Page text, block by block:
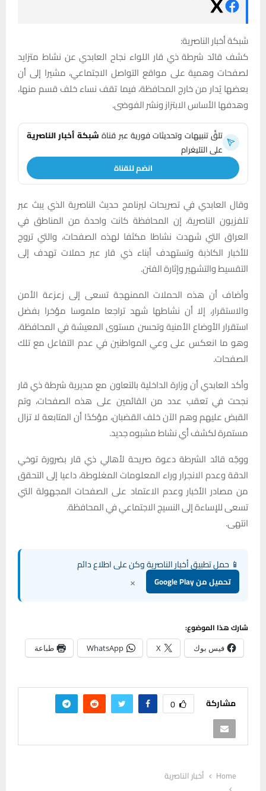
شبكة أخبار الناصرية:
كشف قائد شرطة ذي قار اللواء نجاح العابدي عن نشاط متزايد
لصفحات وهمية على مواقع التواصل الاجتماعي، مشيرا إلى أن
بعضها يُدار من خارج المحافظة، فيما تقف نساء خلف قسم منها،
وهدفها الأساس الابتزاز ونشر الفوضى.
تلقَّ تنبيهات وتحديثات فورية عبر قناةشبكة أخبار الناصرية
على التليغرام
انضم للقناة
وقال العابدي في تصريحات لبرنامج حديث الناصرية الذي يبث عبر
تلفزيون الناصرية، إن المحافظة كانت واحدة من المناطق في
العراق التي شهدت نشاطا مكثفا لهذه الصفحات، والتي تروج
للأخبار الكاذبة وتستهدف أبناء ذي قار عبر حملات تهدف إلى
التقسيط والتشهير وإثارة الفتن.
وأضاف أن هذه الحملات الممنهجة تسعى إلى زعزعة الأمن
والاستقرار، إلا أن نشاطها شهد تراجعا ملموسا مؤخرا بفضل
استقرار الأوضاع الأمنية وتحسن مستوى المعيشة في المحافظة،
وهو ما انعكس على وعي المواطنين في عدم التفاعل مع تلك
الصفحات.
وأكد العابدي أن وزارة الداخلية بالتعاون مع مديرية شرطة ذي قار
نجحت في تعقب عدد من القائمين على هذه الصفحات، وتم
القبض عليهم وهم الآن خلف القضبان، مؤكدًا أن المتابعة لا تزال
مستمرة لكشف أي نشاط مشبوه جديد.
ووجّه قائد الشرطة دعوة صريحة لأهالي ذي قار بضرورة توخي
الدقة وعدم الانجرار وراء المعلومات المغلوطة، داعيا إلى التحقق
من مصادر الأخبار وعدم الاعتماد على الصفحات المجهولة التي
تسعى للإساءة إلى النسيج الاجتماعي في المحافظة.
انتهى.
📱 حمل تطبيق أخبار الناصرية وكن على اطلاع دائم
تحميل من Google Play ×
شارك هذا الموضوع:
فيس بوك X
WhatsApp طباعة
مشاركة 0
Home
أخبار الناصرية